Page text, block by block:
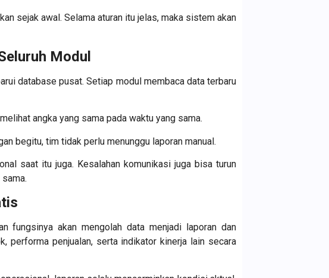
sejak awal. Selama aturan itu jelas, maka sistem akan
Modul
database pusat. Setiap modul membaca data terbaru
angka yang sama pada waktu yang sama.
begitu, tim tidak perlu menunggu laporan manual.
saat itu juga. Kesalahan komunikasi juga bisa turun
fungsinyaakan mengolah data menjadi laporan dan
performa penjualan, serta indikator kinerja lain secara